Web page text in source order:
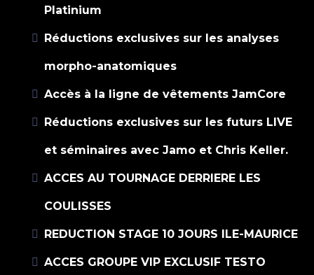
Platinium
Réductions exclusives sur les analyses
morpho-anatomiques
Accès à la ligne de vêtements JamCore
Réductions exclusives sur les futurs LIVE
et séminaires avec Jamo et Chris Keller.
ACCES AU TOURNAGE DERRIERE LES
COULISSES
REDUCTION STAGE 10 JOURS ILE-MAURICE
ACCES GROUPE VIP EXCLUSIF TESTO